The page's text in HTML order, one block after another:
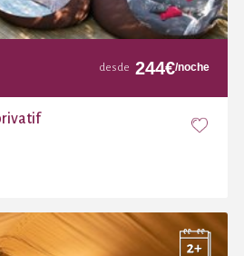
desde 244€/noche